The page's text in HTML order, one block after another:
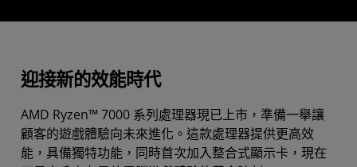
迎接新的效能時代
AMD Ryzen™ 7000 系列處理器現已上市，準備一舉讓
顧客的遊戲體驗向未來進化。這款處理器提供更高效
能，具備獨特功能，同時首次加入整合式顯示卡，現在